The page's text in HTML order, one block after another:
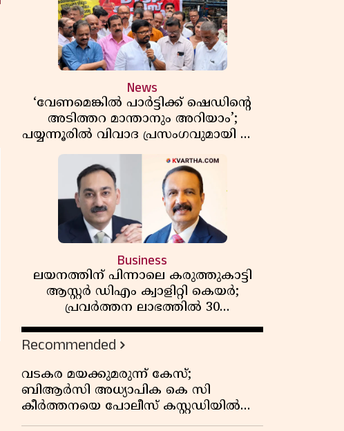
News
‘വേണമെങ്കിൽ പാർട്ടിക്ക് ഷെഡിൻ്റെ
അടിത്തറ മാന്താനും അറിയാം’;
പയ്യന്നൂരിൽ വിവാദ പ്രസംഗവുമായി കെ
കെ രാഗേഷ്
Business
ലയനത്തിന് പിന്നാലെ കരുത്തുകാട്ടി
ആസ്റ്റർ ഡിഎം ക്വാളിറ്റി കെയർ;
പ്രവർത്തന ലാഭത്തിൽ 30
ശതമാനത്തിൻ്റെ വളർച്ച,
വരുമാനത്തിലും ലാഭത്തിലും വൻ
കുതിപ്പ് രേഖപ്പെടുത്തി ആദ്യ പാദ
റിപ്പോർട്ട് പുറത്ത്
Recommended
വടകര മയക്കുമരുന്ന് കേസ്;
ബിആർസി അധ്യാപിക കെ സി
കീർത്തനയെ പോലീസ് കസ്റ്റഡിയിൽ
വിട്ടു